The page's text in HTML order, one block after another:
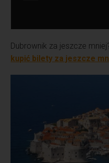
Dubrownik za jeszcze
kupić bilety za jeszcze